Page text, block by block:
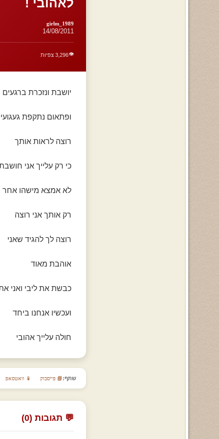
לאהובי !
girlm_1989
14/08/2011
👁️3,296 צפיות
יושבת ונזכרת ברגעים
ופתאום נתקפת
רוצה לראות אותך
כי רק עלייך אני
לא אמצא מישהו אחר
רק אותך אני רוצה
רוצה לך להגיד שאני
אוהבת מאוד
כבשת את ליבי ואני
ועכשיו אנחנו ביחד
חולה עלייך אהובי
שתף: 📘 פייסבוק 📱 וואטסאפ
💬 תגובות (0)